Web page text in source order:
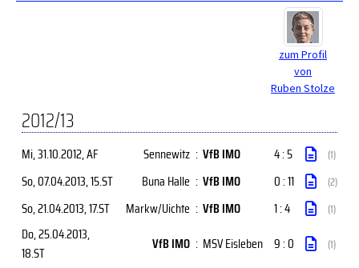
zum Profil
von
Ruben Stolze
2012/13
Mi, 31.10.2012, AF Sennewitz : VfB IMO 4 : 5 (1)
So, 07.04.2013, 15.ST Buna Halle : VfB IMO 0 : 11 (2)
So, 21.04.2013, 17.ST Markw/Uichte : VfB IMO 1 : 4 (1)
Do, 25.04.2013,
18.ST
VfB IMO : MSV Eisleben 9 : 0 (1)